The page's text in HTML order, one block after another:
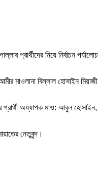
প্রার্থীদের নিয়ে নির্বাচন
মাওলানা বিল্লাল হোসাইন
অধ্যাপক মাও: আবুল
নেতৃবৃন্দ।